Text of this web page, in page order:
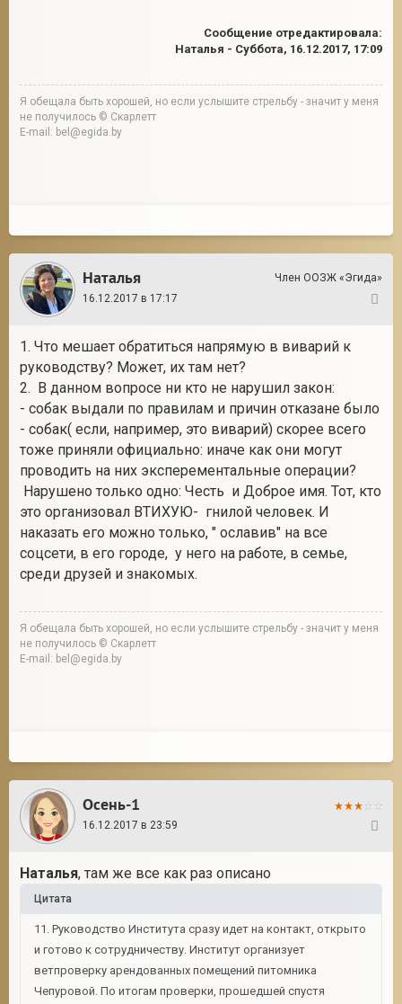
Сообщение отредактировала:
Наталья - Суббота, 16.12.2017, 17:09
Я обещала быть хорошей, но если услышите стрельбу - значит у меня
не получилось © Скарлетт
E-mail: bel@egida.by
Наталья
Член ООЗЖ «Эгида»
16.12.2017 в 17:17
1. Что мешает обратиться напрямую в виварий к
руководству? Может, их там нет?
2. В данном вопросе ни кто не нарушил закон:
- собак выдали по правилам и причин отказане было
- собак( если, например, это виварий) скорее всего
тоже приняли официально: иначе как они могут
проводить на них эксперементальные операции?
Нарушено только одно: Честь и Доброе имя. Тот, кто
это организовал ВТИХУЮ- гнилой человек. И
наказать его можно только, " ославив" на все
соцсети, в его городе, у него на работе, в семье,
среди друзей и знакомых.
Я обещала быть хорошей, но если услышите стрельбу - значит у меня
не получилось © Скарлетт
E-mail: bel@egida.by
Осень-1
16.12.2017 в 23:59
Наталья, там же все как раз описано
Цитата
11. Руководство Института сразу идет на контакт, открыто
и готово к сотрудничеству. Институт организует
ветпроверку арендованных помещений питомника
Чепуровой. По итогам проверки, прошедшей спустя